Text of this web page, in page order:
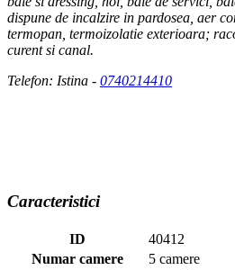
dispune de incalzire in pardosea, aer
termopan, termoizolatie exterioara;
curent si canal.
Telefon: Istina - 0740214410
Caracteristici
ID
40412
Numar camere
5 camere